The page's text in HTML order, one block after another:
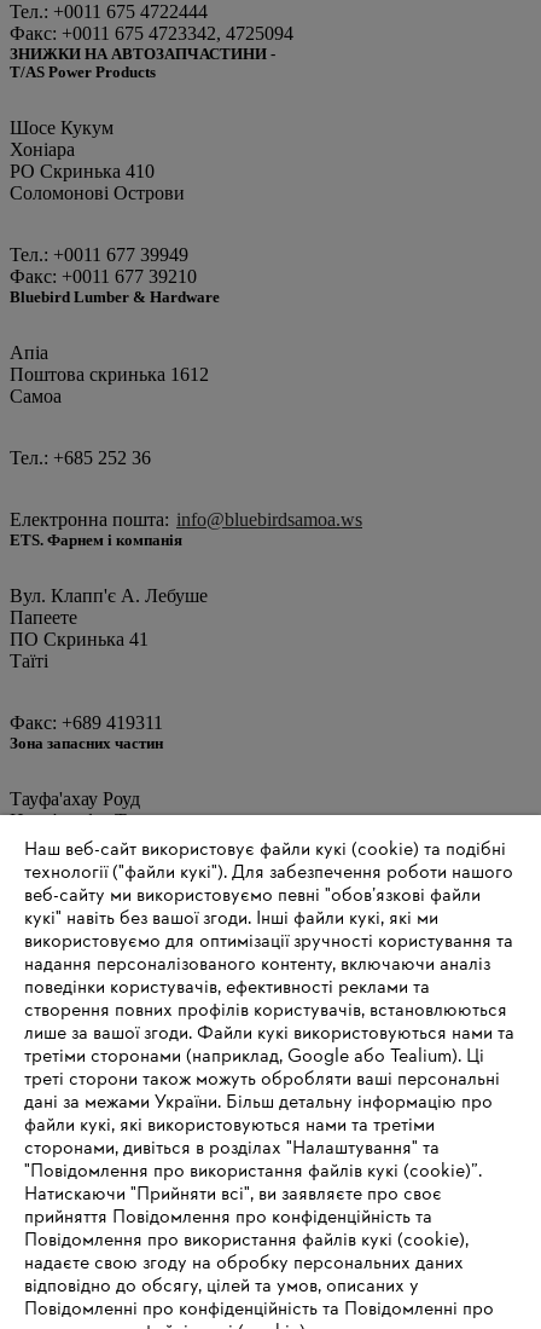
Тел.: +0011 675 4722444
Факс: +0011 675 4723342, 4725094
ЗНИЖКИ НА АВТОЗАПЧАСТИНИ -
T/AS Power Products
Шосе Кукум
Хоніара
PO Скринька 410
Соломонові Острови
Тел.: +0011 677 39949
Факс: +0011 677 39210
Bluebird Lumber & Hardware
Апіа
Поштова скринька 1612
Самоа
Тел.: +685 252 36
Електронна пошта: info@bluebirdsamoa.ws
ETS. Фарнем і компанія
Вул. Клапп'є А. Лебуше
Папеете
ПО Скринька 41
Таїті
Факс: +689 419311
Зона запасних частин
Тауфа'ахау Роуд
Нуку'алофа, Тонга
Тел.: +676 25043
Електронна пошта:stihl@sparepartszone.to
Інтернет:www.sparepartszone.to
Сільськогосподарські угіддя - Луганвіль, Санто
Пастюер Авеню
Луганвіль, Санто
Вануату
Тел.: +678 36220
Електронна пошта:sales@farmlandvanuatu.com
Інформація для постачальників
Продукція
Контакт
Наш веб-сайт використовує файли кукі (cookie) та подібні
технології ("файли кукі"). Для забезпечення роботи нашого
веб-сайту ми використовуємо певні "обов’язкові файли
кукі" навіть без вашої згоди. Інші файли кукі, які ми
використовуємо для оптимізації зручності користування та
надання персоналізованого контенту, включаючи аналіз
поведінки користувачів, ефективності реклами та
створення повних профілів користувачів, встановлюються
лише за вашої згоди. Файли кукі використовуються нами та
третіми сторонами (наприклад, Google або Tealium). Ці
треті сторони також можуть обробляти ваші персональні
дані за межами України. Більш детальну інформацію про
файли кукі, які використовуються нами та третіми
сторонами, дивіться в розділах "Налаштування" та
"Повідомлення про використання файлів кукі (cookie)”.
Натискаючи "Прийняти всі", ви заявляєте про своє
прийняття Повідомлення про конфіденційність та
Повідомлення про використання файлів кукі (cookie),
надаєте свою згоду на обробку персональних даних
відповідно до обсягу, цілей та умов, описаних у
Повідомленні про конфіденційність та Повідомленні про